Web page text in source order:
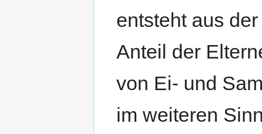
entsteht aus
Anteil der
von Ei- und
im weiteren